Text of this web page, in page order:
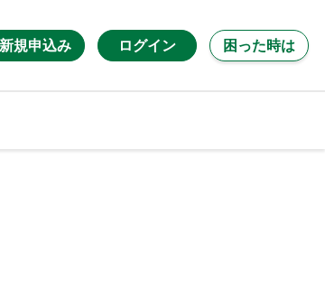
新規申込み ログイン 困った時は